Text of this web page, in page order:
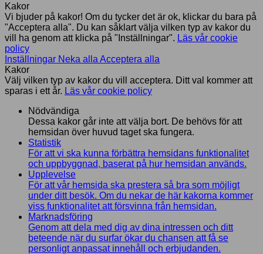
Kakor
Vi bjuder på kakor! Om du tycker det är ok, klickar du bara på
"Acceptera alla". Du kan såklart välja vilken typ av kakor du
vill ha genom att klicka på "Inställningar". Läs vår cookie
policy
Inställningar Neka alla Acceptera alla
Kakor
Välj vilken typ av kakor du vill acceptera. Ditt val kommer att
sparas i ett år. Läs vår cookie policy
Nödvändiga
Dessa kakor går inte att välja bort. De behövs för att
hemsidan över huvud taget ska fungera.
Statistik
För att vi ska kunna förbättra hemsidans funktionalitet
och uppbyggnad, baserat på hur hemsidan används.
Upplevelse
För att vår hemsida ska prestera så bra som möjligt
under ditt besök. Om du nekar de här kakorna kommer
viss funktionalitet att försvinna från hemsidan.
Marknadsföring
Genom att dela med dig av dina intressen och ditt
beteende när du surfar ökar du chansen att få se
personligt anpassat innehåll och erbjudanden.